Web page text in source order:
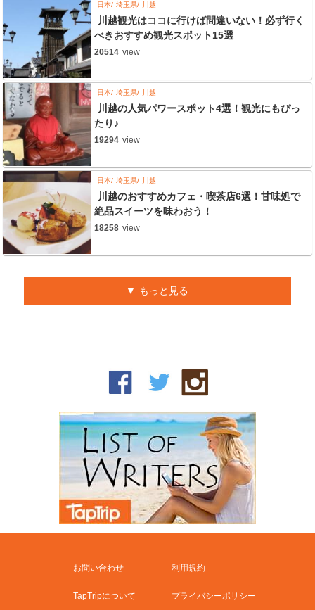
日本 埼玉県 川越
川越観光はココに行けば間違いない！必ず行く
べきおすすめ観光スポット15選
20514 view
日本 埼玉県 川越
川越の人気パワースポット4選！観光にもぴっ
たり♪
19294 view
日本 埼玉県 川越
川越のおすすめカフェ・喫茶店6選！甘味処で
絶品スイーツを味わおう！
18258 view
もっと見る
お問い合わせ 利用規約
TapTripについて プライバシーポリシー